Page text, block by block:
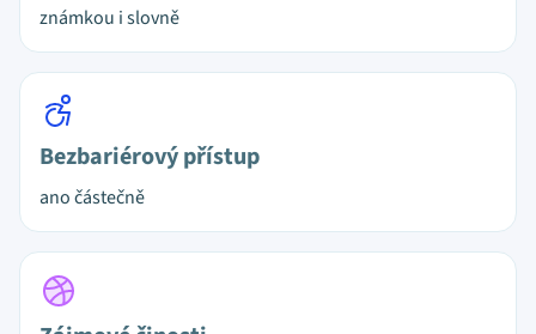
známkou i slovně
Bezbariérový přístup
ano částečně